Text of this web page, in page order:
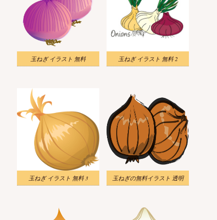
玉ねぎ イラスト 無料 玉ねぎ イラスト 無料 2
玉ねぎ イラスト 無料 3 玉ねぎの無料イラスト 透明